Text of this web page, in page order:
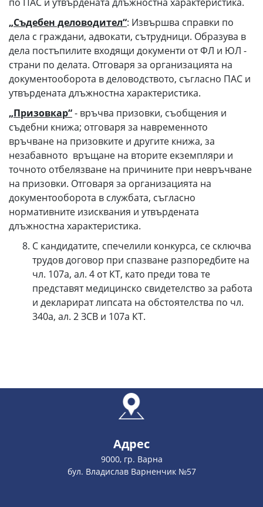
„Съдебен деловодител“: Извършва справки по
дела с граждани, адвокати, сътрудници. Образува в
дела постъпилите входящи документи от ФЛ и ЮЛ -
страни по делата. Отговаря за организацията на
документооборота в деловодството, съгласно ПАС и
утвърдената длъжностна характеристика.
„Призовкар“- връчва призовки, съобщения и
съдебни книжа; отговаря за навременното
връчване на призовките и другите книжа, за
незабавното връщане на вторите екземпляри и
точното отбелязване на причините при невръчване
на призовки. Отговаря за организацията на
документооборота в службата, съгласно
нормативните изисквания и утвърдената
длъжностна характеристика.
С кандидатите, спечелили конкурса, се сключва
трудов договор при спазване разпоредбите на
чл. 107а, ал. 4 от КТ, като преди това те
представят медицинско свидетелство за работа
и декларират липсата на обстоятелства по чл.
340а, ал. 2 ЗСВ и 107а КТ.
Адрес
9000, гр. Варна
бул. Владислав Варненчик №57